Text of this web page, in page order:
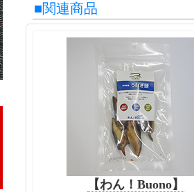
■関連商品
【わん！Buono】